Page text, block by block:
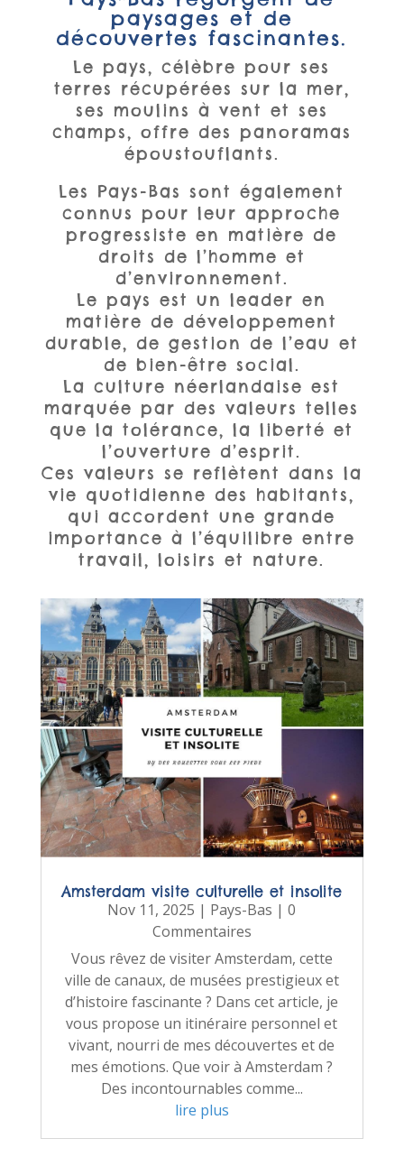
paysages et de
découvertes fascinantes.
Le pays, célèbre pour ses
terres récupérées sur la mer,
ses moulins à vent et ses
champs, offre des panoramas
époustouflants.
Les Pays-Bas sont également
connus pour leur approche
progressiste en matière de
droits de l’homme et
d’environnement.
Le pays est un leader en
matière de développement
durable, de gestion de l’eau et
de bien-être social.
La culture néerlandaise est
marquée par des valeurs telles
que la tolérance, la liberté et
l’ouverture d’esprit.
Ces valeurs se reflètent dans la
vie quotidienne des habitants,
qui accordent une grande
importance à l’équilibre entre
travail, loisirs et nature.
Amsterdam visite culturelle et insolite
Nov 11, 2025 | Pays-Bas | 0
Commentaires
Vous rêvez de visiter Amsterdam, cette
ville de canaux, de musées prestigieux et
d’histoire fascinante ? Dans cet article, je
vous propose un itinéraire personnel et
vivant, nourri de mes découvertes et de
mes émotions. Que voir à Amsterdam ?
Des incontournables comme...
lire plus